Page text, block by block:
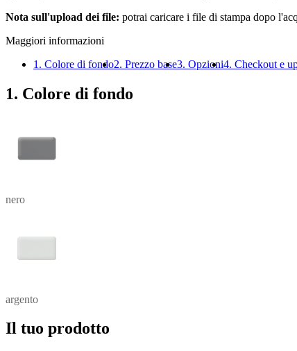
Nota sull'upload dei file: potrai caricare i file di stampa dopo
Maggiori informazioni
1. Colore di fondo2. Prezzo base3. Opzioni4. Checkout e
1. Colore di fondo
nero
argento
Il tuo prodotto